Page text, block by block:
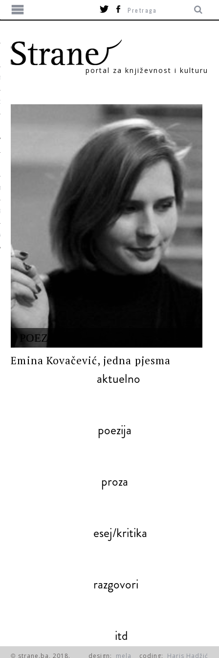
portal za književnost i kulturu
POEZIJA
Emina Kovačević, jedna pjesma
aktuelno
poezija
proza
esej/kritika
razgovori
itd
© strane.ba, 2018. design: mela coding: Haris Hadžić